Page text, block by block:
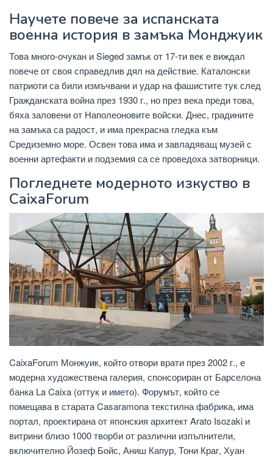
Научете повече за испанската
военна история в замъка Монджуик
Това много-очукан и Sieged замък от 17-ти век е виждал
повече от своя справедлив дял на действие. Каталонски
патриоти са били измъчвани и удар на фашистите тук след
Гражданската война през 1930 г., но през века преди това,
бяха заловени от Наполеоновите войски. Днес, градините
на замъка са радост, и има прекрасна гледка към
Средиземно море. Освен това има и завладяващ музей с
военни артефакти и подземия са се проведоха затворници.
Погледнете модерното изкуство в
CaixaForum
CaixaForum Монжуик, който отвори врати през 2002 г., е
модерна художествена галерия, спонсориран от Барселона
банка La Caixa (оттук и името). Форумът, който се
помещава в старата Casaramona текстилна фабрика, има
портал, проектирана от японския архитект Arato Isozaki и
витрини близо 1000 творби от различни изпълнители,
включително Йозеф Бойс, Аниш Капур, Тони Краг, Хуан